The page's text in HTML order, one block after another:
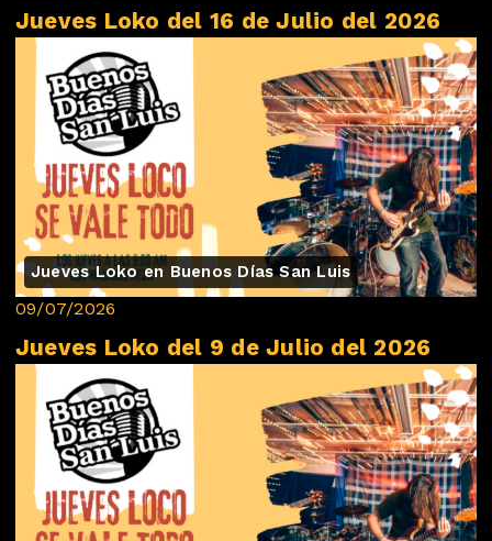
Jueves Loko del 16 de Julio del 2026
Jueves Loko en Buenos Días San Luis
09/07/2026
Jueves Loko del 9 de Julio del 2026